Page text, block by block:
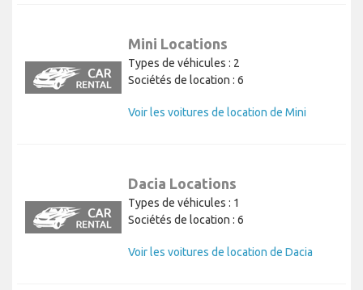
Mini Locations
Types de véhicules : 2
Sociétés de location : 6
Voir les voitures de location de Mini
Dacia Locations
Types de véhicules : 1
Sociétés de location : 6
Voir les voitures de location de Dacia